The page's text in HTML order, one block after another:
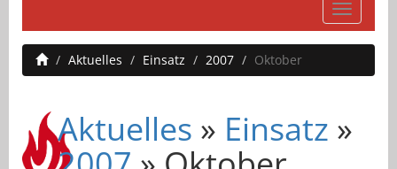
Aktuelles
Einsatz 2007 Oktober
Aktuelles » Einsatz »